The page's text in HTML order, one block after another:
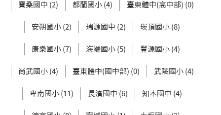
寶桑國中 (2) 都蘭國小 (4) 臺東體中(高中部) (0)
安朔國小 (2) 瑞源國中 (2) 崁頂國小 (8)
康樂國小 (7) 海端國小 (5) 豐源國小 (4)
尚武國小 (4) 臺東體中(國中部) (0) 武陵國小 (4)
卑南國小 (11) 長濱國中 (6) 知本國中 (4)